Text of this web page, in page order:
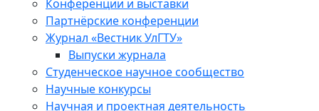
Конференции и выставки
Партнёрские конференции
Журнал «Вестник УлГТУ»
Выпуски журнала
Студенческое научное сообщество
Научные конкурсы
Научная и проектная деятельность